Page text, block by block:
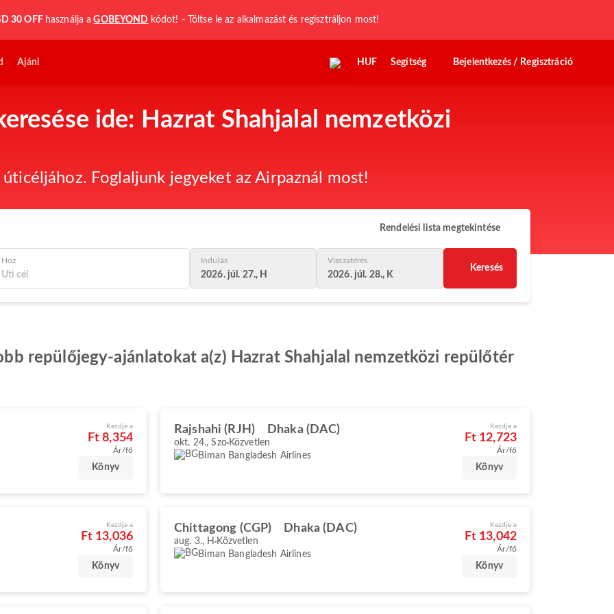
30 OFF használja a GOBEYOND kódot! - Töltse le az alkalmazást és regisztráljon most!
Ajánl HUF Segítség Bejelentkezés / Regisztráció
ide: Hazrat Shahjalal nemzetközi
Foglaljunk jegyeket az Airpaznál most!
Rendelési lista megtekintése
Hoz Indulás
2026. júl. 27., H
Visszatérés
2026. júl. 28., K
Keresés
repülőjegy-ajánlatokat a(z) Hazrat Shahjalal nemzetközi repülőtér
Kezdje a
Ft 8,354
Ár/fő
Könyv
Rajshahi (RJH) Dhaka (DAC)
okt. 24., Szo Közvetlen
Biman Bangladesh Airlines
Kezdje a
Ft 12,723
Ár/fő
Könyv
Kezdje a
Ft 13,036
Ár/fő
Könyv
Chittagong (CGP) Dhaka (DAC)
aug. 3., H Közvetlen
Biman Bangladesh Airlines
Kezdje a
Ft 13,042
Ár/fő
Könyv